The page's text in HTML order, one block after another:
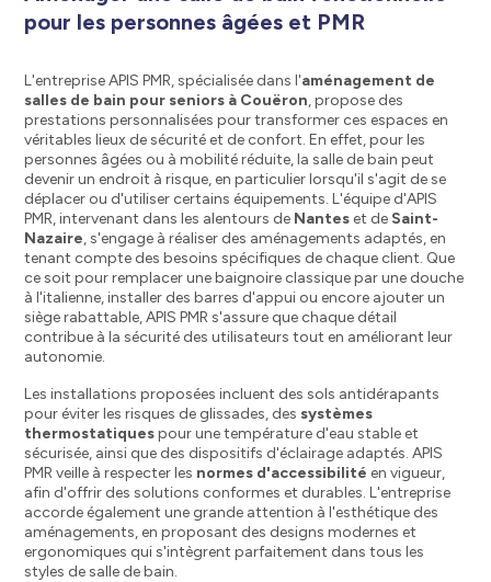
pour les personnes âgées et PMR
L'entreprise APIS PMR, spécialisée dans l'aménagement de
salles de bain pour seniors à Couëron, propose des
prestations personnalisées pour transformer ces espaces en
véritables lieux de sécurité et de confort. En effet, pour les
personnes âgées ou à mobilité réduite, la salle de bain peut
devenir un endroit à risque, en particulier lorsqu'il s'agit de se
déplacer ou d'utiliser certains équipements. L'équipe d'APIS
PMR, intervenant dans les alentours de Nantes et de Saint-
Nazaire, s'engage à réaliser des aménagements adaptés, en
tenant compte des besoins spécifiques de chaque client. Que
ce soit pour remplacer une baignoire classique par une douche
à l'italienne, installer des barres d'appui ou encore ajouter un
siège rabattable, APIS PMR s'assure que chaque détail
contribue à la sécurité des utilisateurs tout en améliorant leur
autonomie.
Les installations proposées incluent des sols antidérapants
pour éviter les risques de glissades, des systèmes
thermostatiquespour une température d'eau stable et
sécurisée, ainsi que des dispositifs d'éclairage adaptés. APIS
PMR veille à respecter les normes d'accessibilité en vigueur,
afin d'offrir des solutions conformes et durables. L'entreprise
accorde également une grande attention à l'esthétique des
aménagements, en proposant des designs modernes et
ergonomiques qui s'intègrent parfaitement dans tous les
styles de salle de bain.